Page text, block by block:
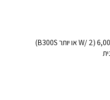
6,000W (W/ 1*B300S), 8,000W (W/ 2 או יותר B300S)